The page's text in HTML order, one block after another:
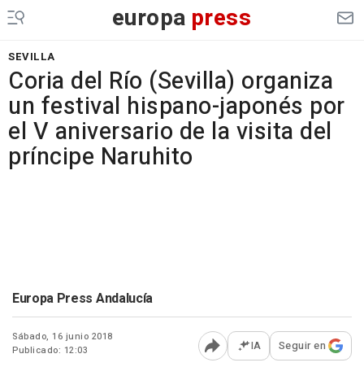
europa press
SEVILLA
Coria del Río (Sevilla) organiza
un festival hispano-japonés por
el V aniversario de la visita del
príncipe Naruhito
Europa Press Andalucía
Sábado, 16 junio 2018
Publicado: 12:03
Abrir opciones para
IA Seguir en